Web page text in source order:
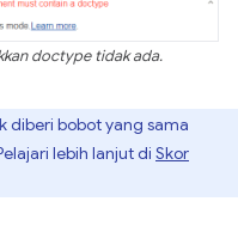
doctype tidak ada.
diberi bobot yang sama
lebih lanjut di Skor